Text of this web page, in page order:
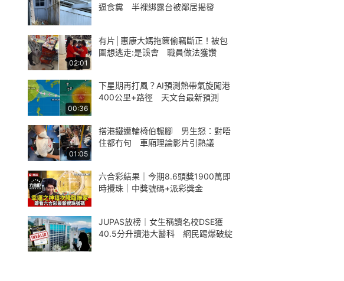
逼食糞 半裸綁露台被鄰居揭發
02:01
有片│惠康大媽拖篋偷竊斷正！被包
圍想逃走:是誤會 職員做法獲讚
00:36
下星期再打風？AI預測熱帶氣旋闖港
400公里+路徑 天文台最新預測
01:05
搭港鐵遭輪椅伯輾腳 男生怒：對唔
住都冇句 車廂理論影片引熱議
六合彩結果｜今期8.6頭獎1900萬即
時攪珠｜中獎號碼+派彩獎金
JUPAS放榜｜女生稱讀名校DSE獲
40.5分升讀港大醫科 網民踢爆破綻